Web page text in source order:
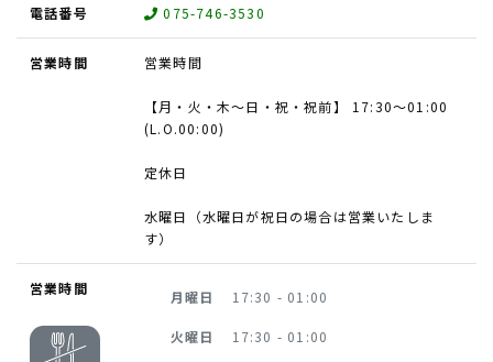
電話番号 075-746-3530
営業時間 営業時間
【月・火・木～日・祝・祝前】 17:30～01:00
(L.O.00:00)
定休日
水曜日（水曜日が祝日の場合は営業いたしま
す）
営業時間 月曜日 17:30 - 01:00
火曜日 17:30 - 01:00